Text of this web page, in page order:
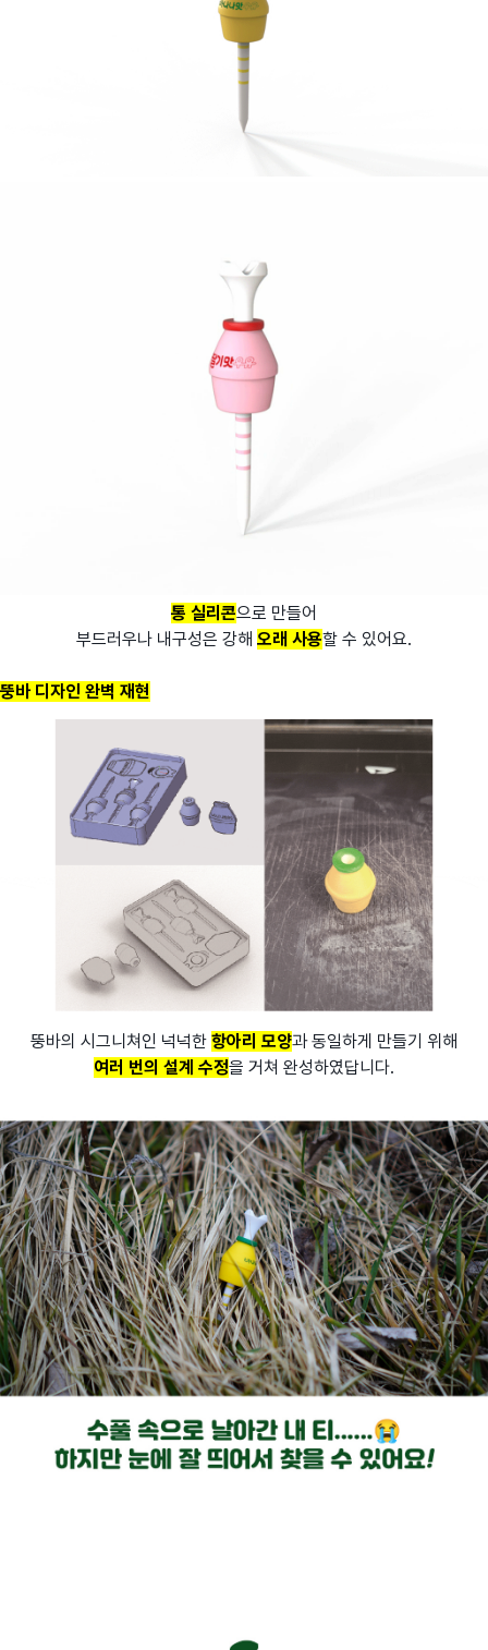
통 실리콘으로 만들어
부드러우나 내구성은 강해 오래 사용할 수 있어요.
뚱바 디자인 완벽 재현
뚱바의 시그니쳐인 넉넉한 항아리 모양과 동일하게 만들기 위해
여러 번의 설계 수정을 거쳐 완성하였답니다.